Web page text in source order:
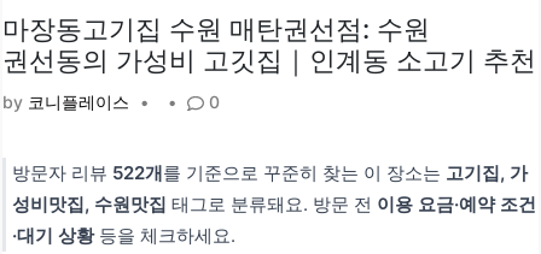
마장동고기집 수원 매탄권선점: 수원
권선동의 가성비 고깃집｜인계동 소고기 추천
by 코니플레이스 • • 0
방문자 리뷰 522개를 기준으로 꾸준히 찾는 이 장소는 고기집, 가
성비맛집, 수원맛집 태그로 분류돼요. 방문 전 이용 요금·예약 조건
·대기 상황등을 체크하세요.